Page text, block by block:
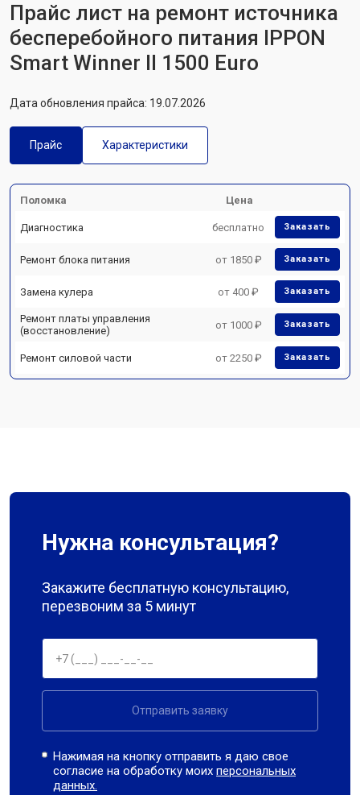
Прайс лист на ремонт источника
бесперебойного питания IPPON
Smart Winner II 1500 Euro
Дата обновления прайса: 19.07.2026
Прайс Характеристики
Поломка Цена
Диагностика бесплатно Заказать
Ремонт блока питания от 1850 ₽ Заказать
Замена кулера от 400 ₽ Заказать
Ремонт платы управления
(восстановление)
от 1000 ₽ Заказать
Ремонт силовой части от 2250 ₽ Заказать
Нужна консультация?
Закажите бесплатную консультацию,
перезвоним за 5 минут
Отправить заявку
Нажимая на кнопку отправить я даю свое
согласие на обработку моихперсональных
данных.